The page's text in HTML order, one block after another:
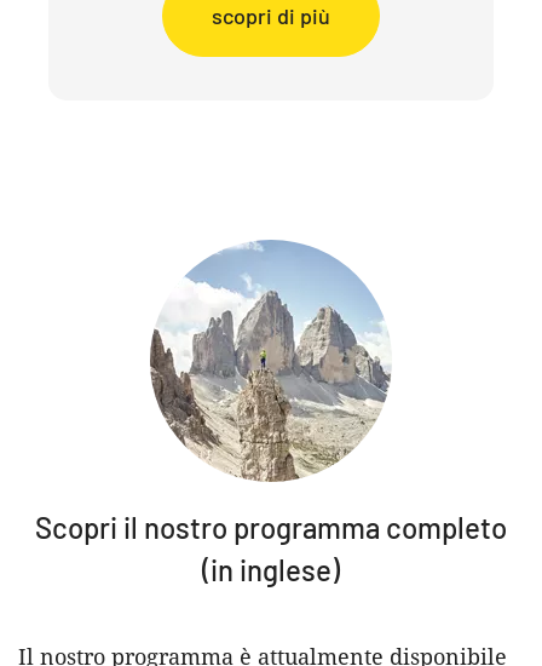
scopri di più
Scopri il nostro programma completo
(in inglese)
Il nostro programma è attualmente disponibile